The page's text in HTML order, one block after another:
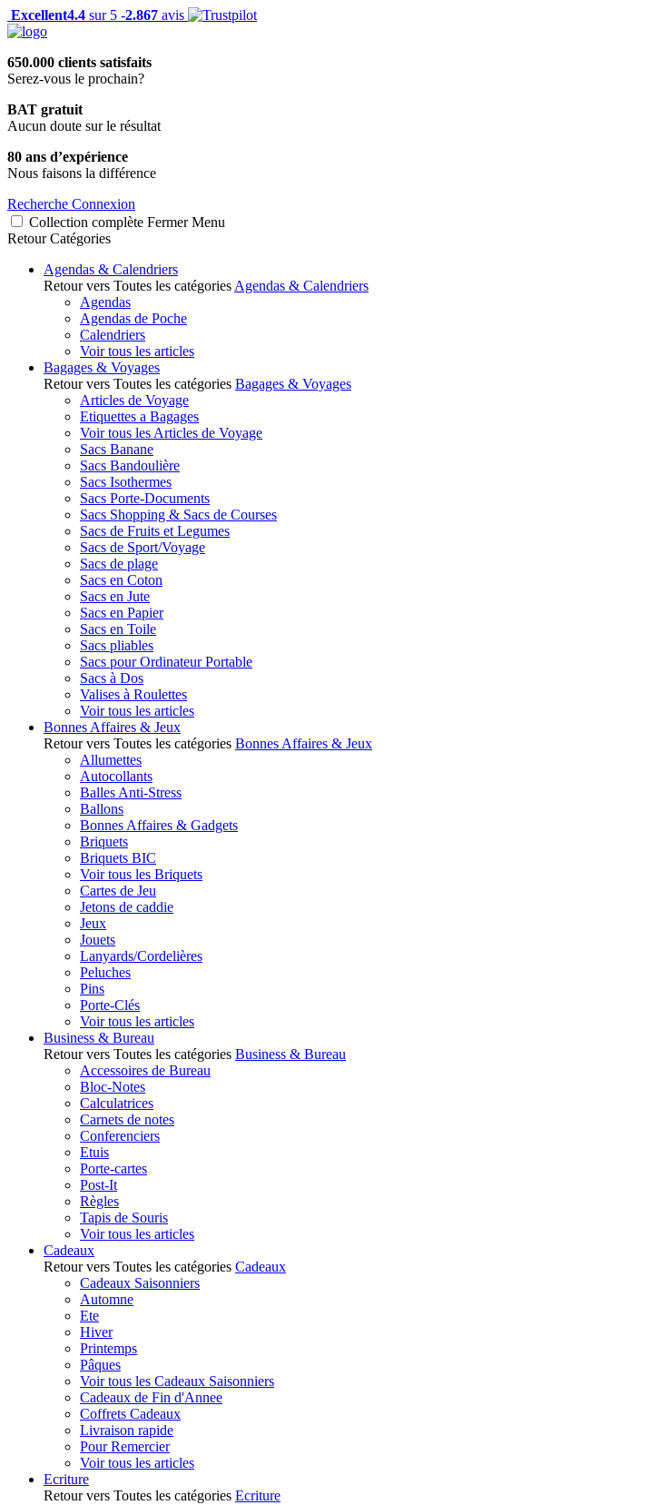
Excellent4.4 sur 5 -2.867 avis
650.000 clients satisfaits
Serez-vous le prochain?
BAT gratuit
Aucun doute sur le résultat
80 ans d’expérience
Nous faisons la différence
Recherche Connexion
Collection complète Fermer Menu
Retour Catégories
Agendas & Calendriers
Retour vers Toutes les catégories Agendas & Calendriers
Agendas
Agendas de Poche
Calendriers
Voir tous les articles
Bagages & Voyages
Retour vers Toutes les catégories Bagages & Voyages
Articles de Voyage
Etiquettes a Bagages
Voir tous les Articles de Voyage
Sacs Banane
Sacs Bandoulière
Sacs Isothermes
Sacs Porte-Documents
Sacs Shopping & Sacs de Courses
Sacs de Fruits et Legumes
Sacs de Sport/Voyage
Sacs de plage
Sacs en Coton
Sacs en Jute
Sacs en Papier
Sacs en Toile
Sacs pliables
Sacs pour Ordinateur Portable
Sacs à Dos
Valises à Roulettes
Voir tous les articles
Bonnes Affaires & Jeux
Retour vers Toutes les catégories Bonnes Affaires & Jeux
Allumettes
Autocollants
Balles Anti-Stress
Ballons
Bonnes Affaires & Gadgets
Briquets
Briquets BIC
Voir tous les Briquets
Cartes de Jeu
Jetons de caddie
Jeux
Jouets
Lanyards/Cordelières
Peluches
Pins
Porte-Clés
Voir tous les articles
Business & Bureau
Retour vers Toutes les catégories Business & Bureau
Accessoires de Bureau
Bloc-Notes
Calculatrices
Carnets de notes
Conferenciers
Etuis
Porte-cartes
Post-It
Règles
Tapis de Souris
Voir tous les articles
Cadeaux
Retour vers Toutes les catégories Cadeaux
Cadeaux Saisonniers
Automne
Ete
Hiver
Printemps
Pâques
Voir tous les Cadeaux Saisonniers
Cadeaux de Fin d'Annee
Coffrets Cadeaux
Livraison rapide
Pour Remercier
Voir tous les articles
Ecriture
Retour vers Toutes les catégories Ecriture